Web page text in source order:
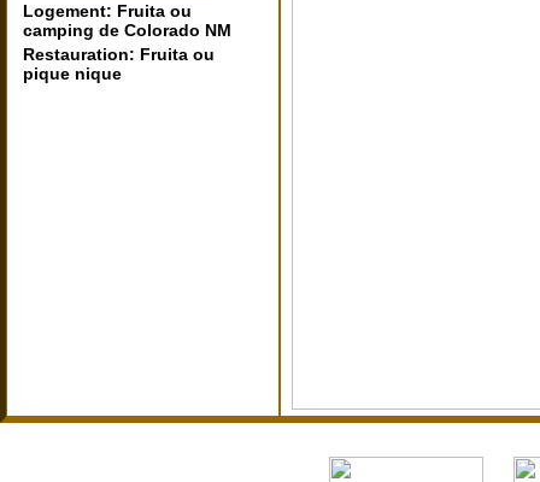
Logement: Fruita ou
camping de Colorado NM
Restauration: Fruita ou
pique nique